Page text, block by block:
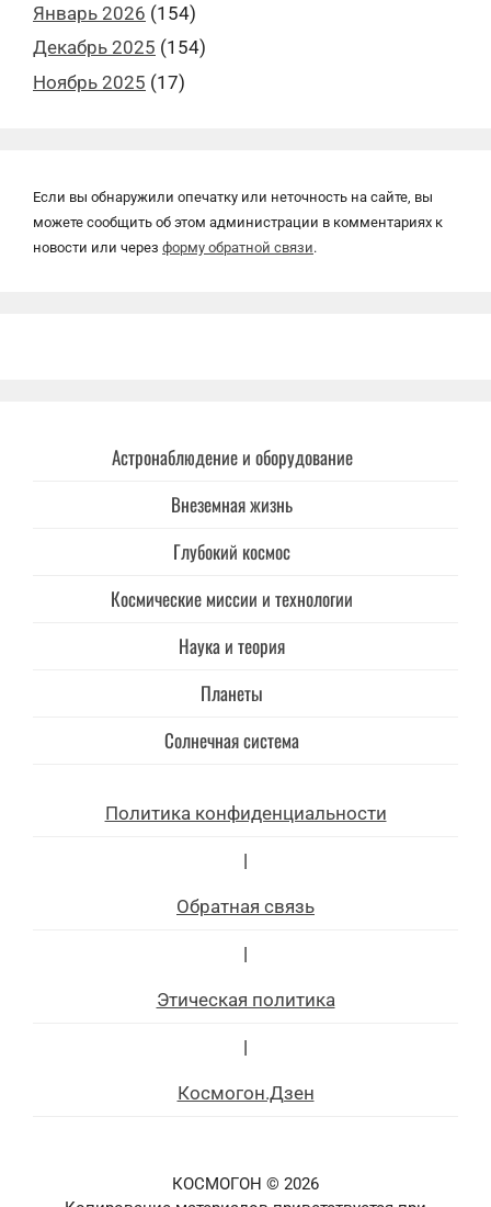
Январь 2026 (154)
Декабрь 2025 (154)
Ноябрь 2025 (17)
Если вы обнаружили опечатку или неточность на сайте, вы
можете сообщить об этом администрации в комментариях к
новости или через форму обратной связи.
Астронаблюдение и оборудование
Внеземная жизнь
Глубокий космос
Космические миссии и технологии
Наука и теория
Планеты
Солнечная система
Политика конфиденциальности
|
Обратная связь
|
Этическая политика
|
Космогон.Дзен
КОСМОГОН © 2026